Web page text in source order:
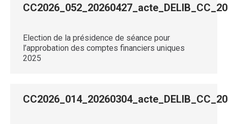
Election de la présidence de séance pour
l’approbation des comptes financiers uniques
2025